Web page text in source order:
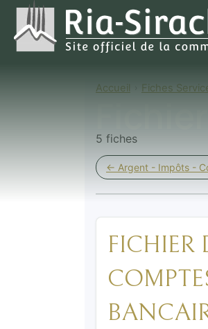
Accueil Fiches
5 fiches
← Argent - Impôts -
FICHIER